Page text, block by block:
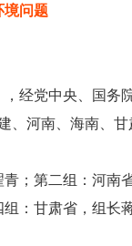
境问题
经党中央、国务
、河南、海南、
；第二组：河南
：甘肃省，组长